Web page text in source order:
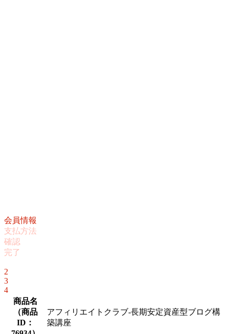
会員情報
支払方法
確認
完了
2
3
4
商品名
（商品
ID：
アフィリエイトクラブ‐長期安定資産型ブログ構
築講座